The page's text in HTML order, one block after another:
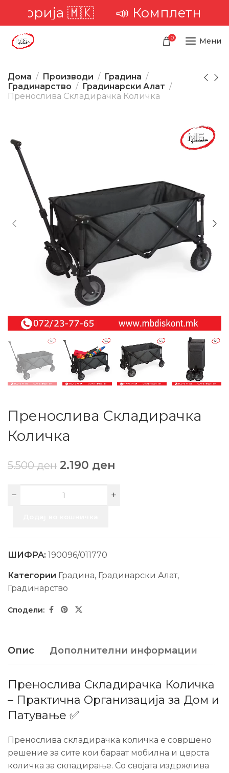
🇲🇰📣 Комплетна
0 Мени
Дома Производи
Градина
Градинарство
Градинарски Алат
Пренослива Складирачка Количка
Пренослива Складирачка
Количка
5.500ден 2.190 ден
ШИФРА: 190096/011770
Категории Градина, Градинарски Алат,
Градинарство
Опис Дополнителни информации
Пренослива Складирачка Количка
– Практична Организација за Дом и
Патување ✅
Пренослива складирачка количка е совршено
решение за сите кои бараат мобилна и цврста
количка за складирање. Со својата издржлива